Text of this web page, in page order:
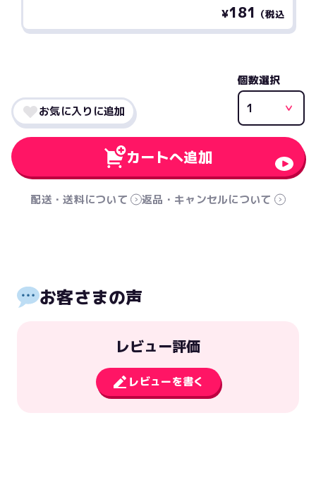
¥181 （税込
個数選択
カートへ追加
お気に入りに追加
配送・送料について 返品・キャンセルについて
お客さまの声
レビュー評価
レビューを書く